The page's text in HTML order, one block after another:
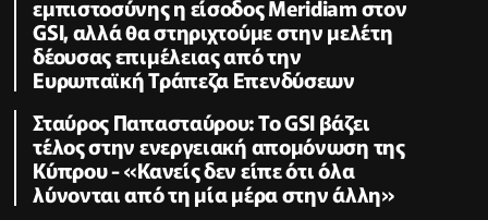
εμπιστοσύνης η είσοδος Meridiam στον
GSI, αλλά θα στηριχτούμε στην μελέτη
δέουσας επιμέλειας από την
Ευρωπαϊκή Τράπεζα Επενδύσεων
Σταύρος Παπασταύρου: Το GSI βάζει
τέλος στην ενεργειακή απομόνωση της
Κύπρου - «Κανείς δεν είπε ότι όλα
λύνονται από τη μία μέρα στην άλλη»